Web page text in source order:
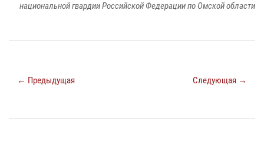
национальной гвардии Российской Федерации по Омской области
← Предыдущая Следующая →